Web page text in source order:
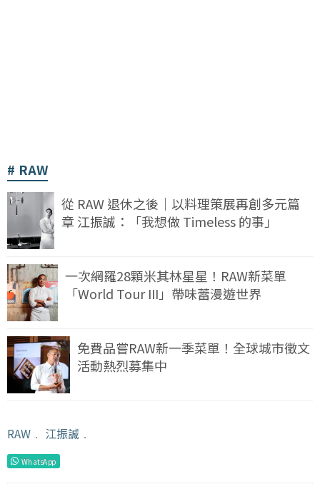
RAW
從 RAW 退休之後｜以料理策展再創多元篇
章 江振誠：「我想做 Timeless 的事」
一次網羅28顆米其林星星！RAW新菜單
「World Tour III」帶味蕾漫遊世界
免費品嘗RAW新一季菜單！全球城市徵文
活動熱烈募集中
RAW ﹒ 江振誠 ﹒
WhatsApp